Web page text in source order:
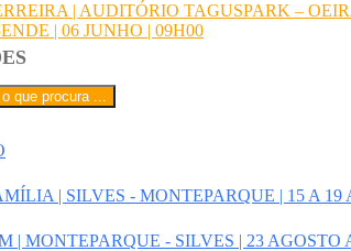
| AUDITÓRIO TAGUSPARK –
| 06 JUNHO | 09H00
| SILVES - MONTEPARQUE | 15 A 19
| MONTEPARQUE - SILVES | 23 AGOSTO